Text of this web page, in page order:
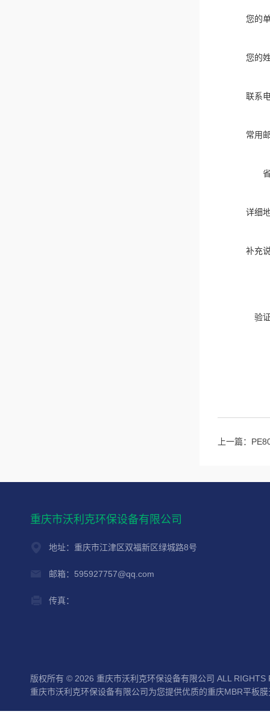
您的
您的
联系
常用
详细
补充
验
上一篇：
重庆市沃利克环保设备有限公司
地址：重庆市江津区双福新区绿城路8号
邮箱：595927757@qq.com
传真：
版权所有 © 2026 重庆市沃利克环保设备有限公司 ALL RIGHTS
重庆市沃利克环保设备有限公司为您提供优质的重庆MBR平板